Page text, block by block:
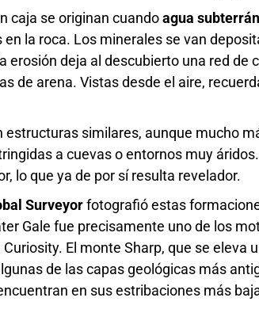
caja se originan cuandoagua
la roca. Los minerales se van
erosión deja al descubierto una red
de arena. Vistas desde el aire,
estructuras similares, aunque mucho
a cuevas o entornos muy
lo que ya de por sí resulta revelador.
Surveyorfotografió estas
Gale fue precisamente uno de los
El monte Sharp, que se eleva
de las capas geológicas más
en sus estribaciones más